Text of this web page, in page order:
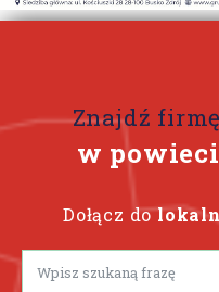
Znajdź
w
Dołącz do
Lorem ipsum